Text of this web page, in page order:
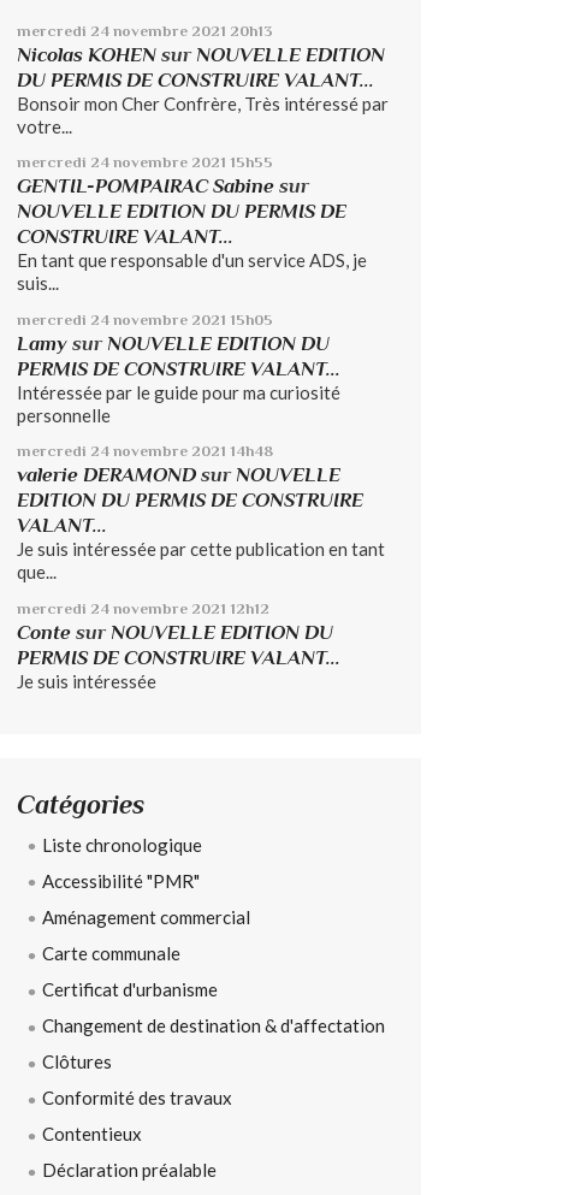
mercredi 24 novembre 2021 20h13
Nicolas KOHEN sur NOUVELLE EDITION
DU PERMIS DE CONSTRUIRE VALANT...
Bonsoir mon Cher Confrère, Très intéressé par
votre...
mercredi 24 novembre 2021 15h55
GENTIL-POMPAIRAC Sabine sur
NOUVELLE EDITION DU PERMIS DE
CONSTRUIRE VALANT...
En tant que responsable d'un service ADS, je
suis...
mercredi 24 novembre 2021 15h05
Lamy sur NOUVELLE EDITION DU
PERMIS DE CONSTRUIRE VALANT...
Intéressée par le guide pour ma curiosité
personnelle
mercredi 24 novembre 2021 14h48
valerie DERAMOND sur NOUVELLE
EDITION DU PERMIS DE CONSTRUIRE
VALANT...
Je suis intéressée par cette publication en tant
que...
mercredi 24 novembre 2021 12h12
Conte sur NOUVELLE EDITION DU
PERMIS DE CONSTRUIRE VALANT...
Je suis intéressée
Catégories
Liste chronologique
Accessibilité "PMR"
Aménagement commercial
Carte communale
Certificat d'urbanisme
Changement de destination & d'affectation
Clôtures
Conformité des travaux
Contentieux
Déclaration préalable